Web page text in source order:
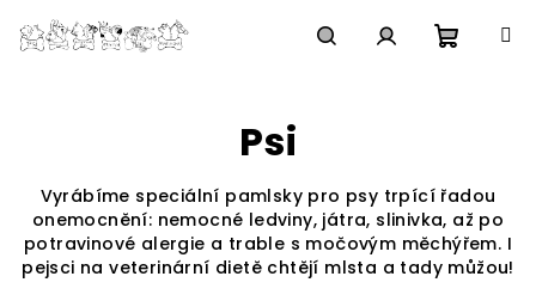
na
obsah
Psi
Vyrábíme speciální pamlsky pro psy trpící řadou
onemocnění: nemocné ledviny, játra, slinivka, až po
potravinové alergie a trable s močovým měchýřem. I
pejsci na veterinární dietě chtějí mlsta a tady můžou!